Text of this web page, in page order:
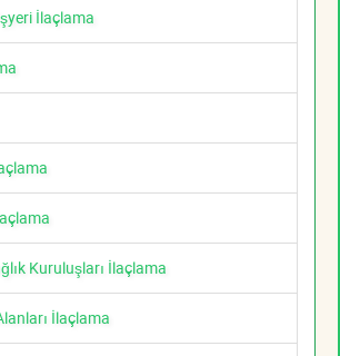
İlaçlama
Kuruluşları İlaçlama
İlaçlama